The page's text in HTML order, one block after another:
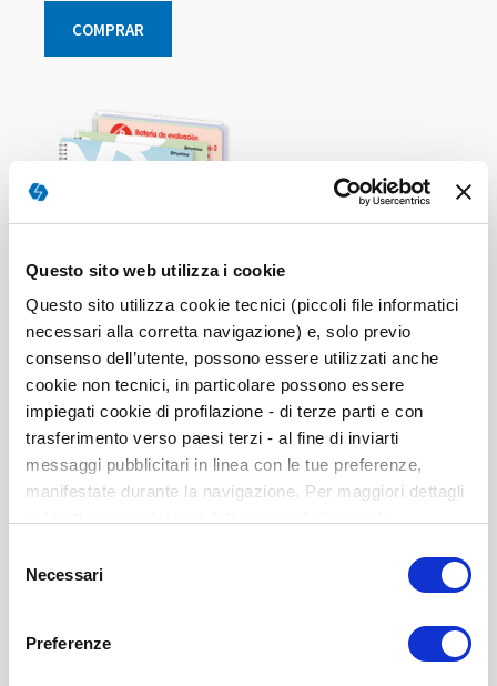
Questo sito web utilizza i cookie
Questo sito utilizza cookie tecnici (piccoli file informatici
necessari alla corretta navigazione) e, solo previo
consenso dell’utente, possono essere utilizzati anche
cookie non tecnici, in particolare possono essere
impiegati cookie di profilazione - di terze parti e con
trasferimento verso paesi terzi - al fine di inviarti
messaggi pubblicitari in linea con le tue preferenze,
manifestate durante la navigazione. Per maggiori dettagli
cookie, ti invitiamo a prendere visione dell’
informativa
. Chiudendo il banner tramite la “X” prosegui la
navigazione senza alcuna profilazione. Selezionando
“Accetta tutti i cookie” presti il tuo consenso alla
delNecessari
Preferenze
COMPRAR
MABC-2 Cuadernillo de Anotación Rango 1 (4-6
años) – 25 unidades
ISBN 8435085114687